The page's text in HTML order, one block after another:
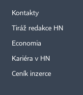
Kontakty
Tiráž redakce HN
Economia
Kariéra v HN
Ceník inzerce